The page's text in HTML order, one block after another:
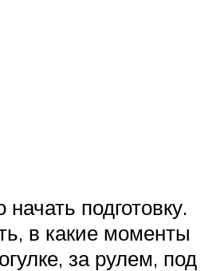
подготовку.
в какие моменты
за рулем, под